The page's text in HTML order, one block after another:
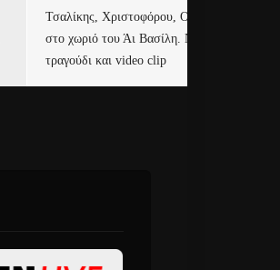
Τσαλίκης, Χριστοφόρου, ONE
στο χωριό του Άι Βασίλη. Νέο
τραγούδι και video clip